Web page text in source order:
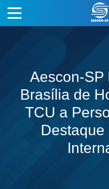
Aescon-SP
Brasília de
TCU a